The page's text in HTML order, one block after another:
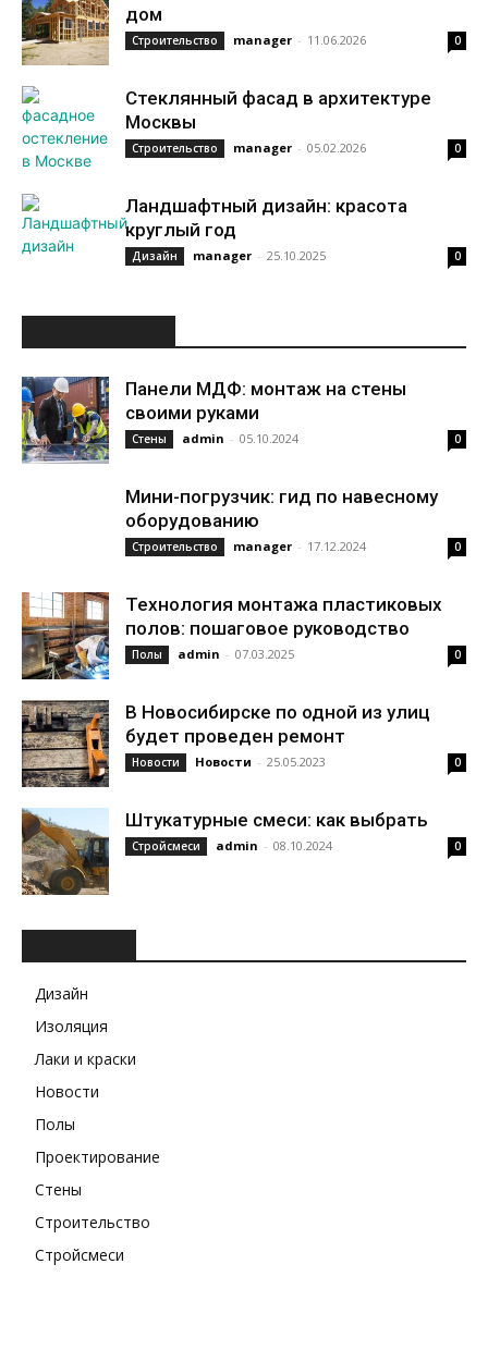
дом
Строительство manager - 11.06.2026 0
Стеклянный фасад в архитектуре
Москвы
Строительство manager - 05.02.2026 0
Ландшафтный дизайн: красота
круглый год
Дизайн manager - 25.10.2025 0
Панели МДФ: монтаж на стены
своими руками
Стены admin - 05.10.2024 0
Мини-погрузчик: гид по навесному
оборудованию
Строительство manager - 17.12.2024 0
Технология монтажа пластиковых
полов: пошаговое руководство
Полы admin - 07.03.2025 0
В Новосибирске по одной из улиц
будет проведен ремонт
Новости Новости - 25.05.2023 0
Штукатурные смеси: как выбрать
Стройсмеси admin - 08.10.2024 0
Дизайн
Изоляция
Лаки и краски
Новости
Полы
Проектирование
Стены
Строительство
Стройсмеси